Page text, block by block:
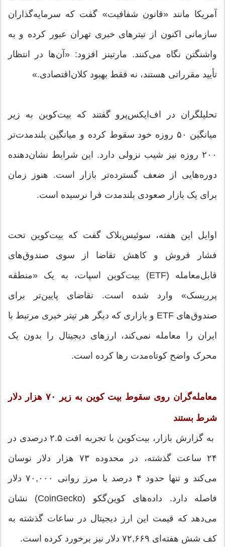
آمریکا مانند «قانون شفافیت» گفت که سرمایه‌گذاران
سازمانی اکنون از تیترهای خبری تهران عبور کرده و به
واشنگتن نگاه می‌کنند. مارتینز افزود: «آن‌ها در انتظار
تأیید مقرراتی هستند، نه فقط بهبود کلان‌اقتصادی.»
تحلیلگران در اف‌ایکس‌پرو گفتند که بیت‌کوین به زیر
میانگین ۵۰ روزه خود سقوط کرده و میانگین بلندمدت‌تر
۲۰۰ روزه نیز شیب نزولی دارد. این شرایط نشان‌دهنده
دوره‌هایی از ضعف گسترده‌تر بازار است. هنوز زمان
برای یک بازار صعودی بلندمدت فرا نرسیده است.
اوایل این هفته، سوئیس‌بلاک گفت که بیت‌کوین تحت
فشار فروش و کاهش تقاضا از سوی صندوق‌های
قابل‌معامله (ETF) بیت‌کوین اسپات، به یک «منطقه
پرریسک» وارد شده است. تقاضای پایین‌تر برای
صندوق‌های ETF و بازاری که دیگر هر تیتر خبری مرتبط با
ایران را معامله نمی‌کند، ارزهای دیجیتال را بدون یک
محرک واضح کوتاه‌مدت رها کرده است.
معامله‌گران روی سقوط بیت کوین به زیر ۷۰ هزار دلار
شرط بستند
به گزارش بازار، بیت‌کوین با تجربه افت ۲.۵ درصدی در
۲۴ ساعت گذشته، در محدوده ۷۳ هزار دلار نوسان
می‌کند و تنها حدود ۴ درصد با مرز روانی ۷۰,۰۰۰ دلار
فاصله دارد. داده‌های کوین‌گکو (CoinGecko) نشان
می‌دهد که قیمت این ارز دیجیتال در ساعات گذشته به
کف شش هفته‌ای ۷۲,۶۶۹ دلار نیز برخورد کرده است.